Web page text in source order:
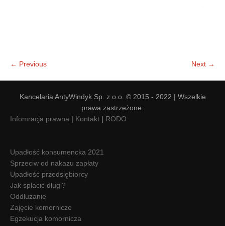
← Previous Next →
Kancelaria AntyWindyk Sp. z o.o. © 2015 - 2022 | Wszelkie
prawa zastrzeżone.
Infomracja prawna | Kontakt | RODO
Upadłość konsumencka 2021
Sprzeciw od nakazu zapłaty
Upadłość przedsiębiorcy
Jak spłacić długi?
Oddłużanie
Zajęcie komornicze
Egzekucja komornicza